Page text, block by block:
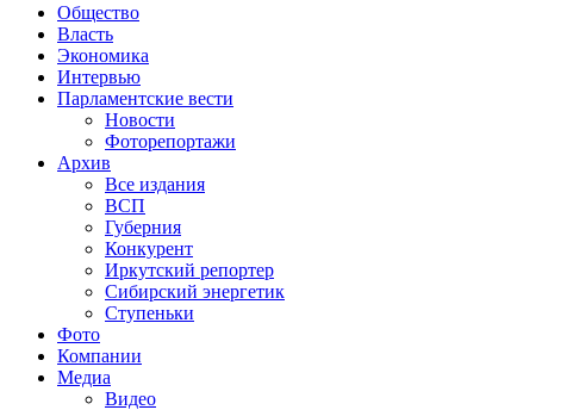
Общество
Власть
Экономика
Интервью
Парламентские вести
Новости
Фоторепортажи
Архив
Все издания
ВСП
Губерния
Конкурент
Иркутский репортер
Сибирский энергетик
Ступеньки
Фото
Компании
Медиа
Видео